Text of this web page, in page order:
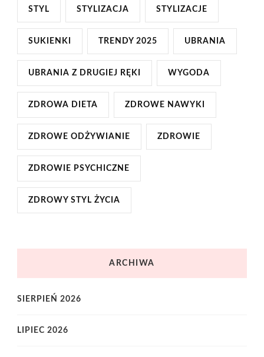
STYL STYLIZACJA STYLIZACJE
SUKIENKI TRENDY 2025 UBRANIA
UBRANIA Z DRUGIEJ RĘKI WYGODA
ZDROWA DIETA ZDROWE NAWYKI
ZDROWE ODŻYWIANIE ZDROWIE
ZDROWIE PSYCHICZNE
ZDROWY STYL ŻYCIA
ARCHIWA
SIERPIEŃ 2026
LIPIEC 2026